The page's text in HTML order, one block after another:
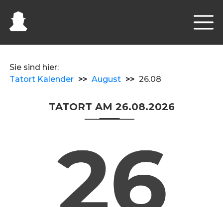
Sie sind hier:
Tatort Kalender >> August >> 26.08
TATORT AM 26.08.2026